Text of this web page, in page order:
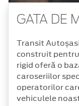
GATA DE
Transit
construit
rigid oferă o
caroseriilor
operatorilor
vehiculele